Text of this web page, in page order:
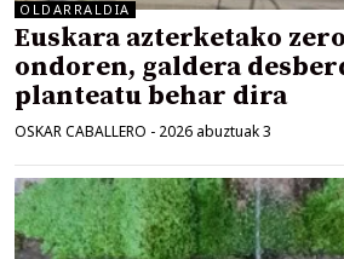
OLDARRALDIA
Euskara azterketako
ondoren, galdera
planteatu behar dira
OSKAR CABALLERO - 2026 abuztuak 3